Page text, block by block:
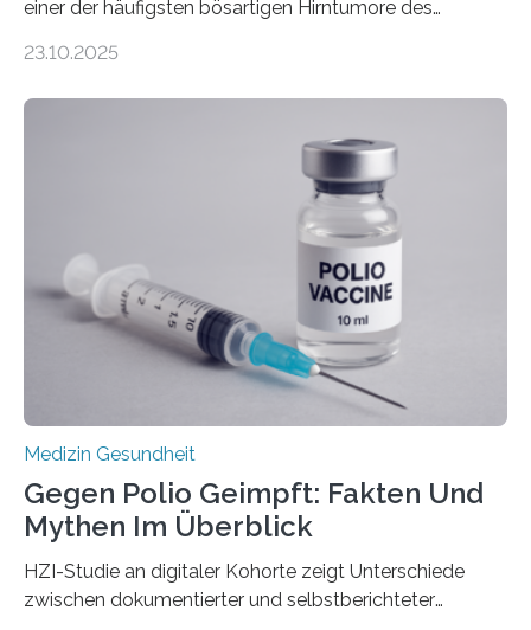
einer der häufigsten bösartigen Hirntumore des
Betroffenen können mit heutigen Methoden geheilt
Dringend benötigt werden zielgerichtete Therapien, die
nur Tumorschwachstellen angreifen und normales
Gewebe verschonen. Forschende um Daniel Merk vom
Hertie-Institut für klinische Hirnforschung am
Universitätsklinikum Tübingen haben eine solche
Schwachstelle im Erbgut einer Untergruppe des
Medulloblastoms gefunden. Die Wilhelm Sander-
Stiftung unterstützte das Projekt…
23.10.2025
Medizin Gesundheit
Gegen Polio Geimpft: Fakten Und
Mythen Im Überblick
HZI-Studie an digitaler Kohorte zeigt Unterschiede
zwischen dokumentierter und selbstberichteter